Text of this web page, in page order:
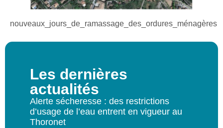
nouveaux_jours_de_ramassage_des_ordures_ménagères
Les dernières
actualités
Alerte sécheresse : des restrictions
d’usage de l’eau entrent en vigueur au
Thoronet